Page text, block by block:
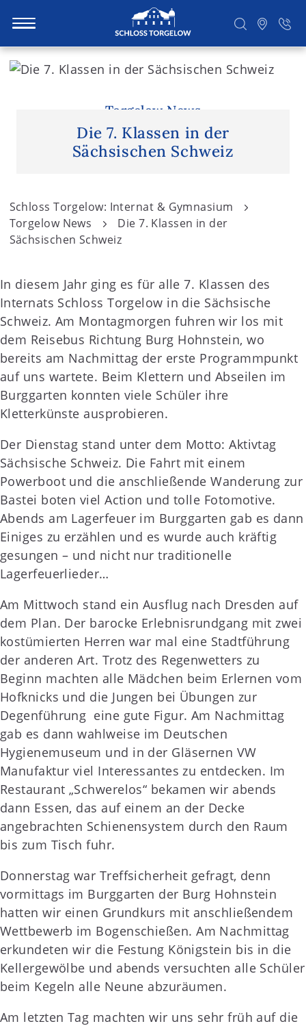
S
t
Torgelow News
Die 7. Klassen in der
Sächsischen Schweiz
Schloss Torgelow: Internat & Gymnasium
Torgelow News
Die 7. Klassen in der
Sächsischen Schweiz
In diesem Jahr ging es für alle 7. Klassen des
Internats Schloss Torgelow in die Sächsische
Schweiz. Am Montagmorgen fuhren wir los mit
dem Reisebus Richtung Burg Hohnstein, wo
bereits am Nachmittag der erste Programmpunkt
auf uns wartete. Beim Klettern und Abseilen im
Burggarten konnten viele Schüler ihre
Kletterkünste ausprobieren.
Der Dienstag stand unter dem Motto: Aktivtag
Sächsische Schweiz. Die Fahrt mit einem
Powerboot und die anschließende Wanderung zur
Bastei boten viel Action und tolle Fotomotive.
Abends am Lagerfeuer im Burggarten gab es dann
Einiges zu erzählen und es wurde auch kräftig
gesungen – und nicht nur traditionelle
Lagerfeuerlieder…
Am Mittwoch stand ein Ausflug nach Dresden auf
dem Plan. Der barocke Erlebnisrundgang mit zwei
kostümierten Herren war mal eine Stadtführung
der anderen Art. Trotz des Regenwetters zu
Beginn machten alle Mädchen beim Erlernen vom
Hofknicks und die Jungen bei Übungen zur
Degenführung eine gute Figur. Am Nachmittag
gab es dann wahlweise im Deutschen
Hygienemuseum und in der Gläsernen VW
Manufaktur viel Interessantes zu entdecken. Im
Restaurant „Schwerelos“ bekamen wir abends
dann Essen, das auf einem an der Decke
angebrachten Schienensystem durch den Raum
bis zum Tisch fuhr.
Donnerstag war Treffsicherheit gefragt, denn
vormittags im Burggarten der Burg Hohnstein
hatten wir einen Grundkurs mit anschließendem
Wettbewerb im Bogenschießen. Am Nachmittag
erkundeten wir die Festung Königstein bis in die
Kellergewölbe und abends versuchten alle Schüler
beim Kegeln alle Neune abzuräumen.
Am letzten Tag machten wir uns sehr früh auf die